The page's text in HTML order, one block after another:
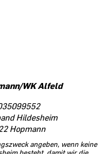
WK Alfeld
Hildesheim
Hopmann
angeben, wenn keine